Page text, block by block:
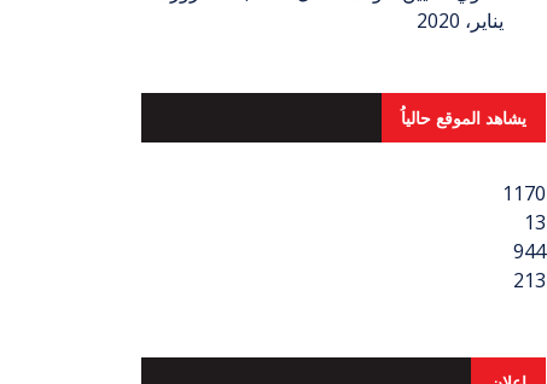
يناير، 2020
يشاهد الموقع حالياُ
1170
13
944
213